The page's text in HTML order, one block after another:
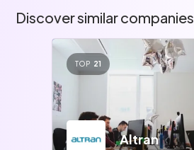
Discover similar companies
TOP 21
Altran